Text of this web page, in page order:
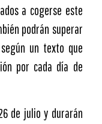
a cogerse este
podrán superar
un texto que
por cada día de
de julio y durarán